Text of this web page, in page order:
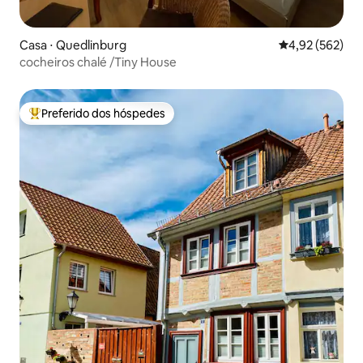
Casa ⋅ Quedlinburg 4,92 de uma
4,92 (562)
cocheiros chalé /Tiny House
Entre os melhores preferidos dos hóspedes
Preferido dos hóspedes